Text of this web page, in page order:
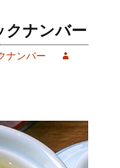
クナンバー
ナンバー